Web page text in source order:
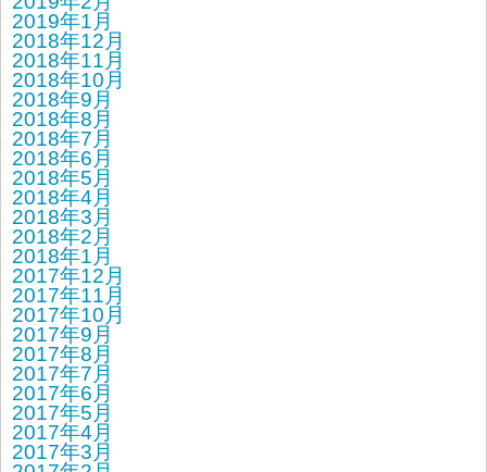
2019年1月
2018年12月
2018年11月
2018年10月
2018年9月
2018年8月
2018年7月
2018年6月
2018年5月
2018年4月
2018年3月
2018年2月
2018年1月
2017年12月
2017年11月
2017年10月
2017年9月
2017年8月
2017年7月
2017年6月
2017年5月
2017年4月
2017年3月